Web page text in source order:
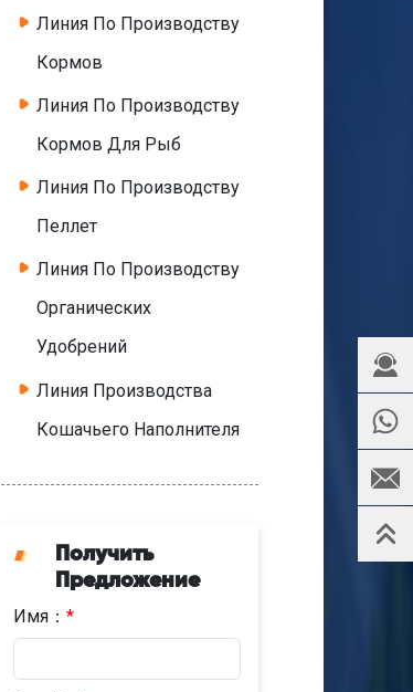
Линия По Производству
Кормов
Линия По Производству
Кормов Для Рыб
Линия По Производству
Пеллет
Линия По Производству
Органических
Удобрений
Линия Производства
Кошачьего Наполнителя
Получить
Предложение
Имя：*